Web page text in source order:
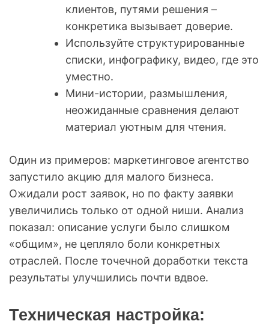
клиентов, путями решения –
конкретика вызывает доверие.
Используйте структурированные
списки, инфографику, видео, где это
уместно.
Мини-истории, размышления,
неожиданные сравнения делают
материал уютным для чтения.
Один из примеров: маркетинговое агентство
запустило акцию для малого бизнеса.
Ожидали рост заявок, но по факту заявки
увеличились только от одной ниши. Анализ
показал: описание услуги было слишком
«общим», не цепляло боли конкретных
отраслей. После точечной доработки текста
результаты улучшились почти вдвое.
Техническая настройка: